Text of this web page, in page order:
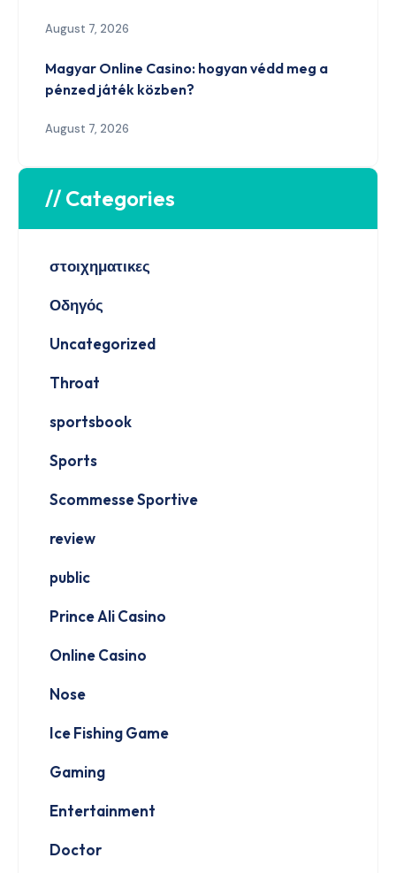
August 7, 2026
Magyar Online Casino: hogyan védd meg a
pénzed játék közben?
August 7, 2026
// Categories
στοιχηματικες
Οδηγός
Uncategorized
Throat
sportsbook
Sports
Scommesse Sportive
review
public
Prince Ali Casino
Online Casino
Nose
Ice Fishing Game
Gaming
Entertainment
Doctor